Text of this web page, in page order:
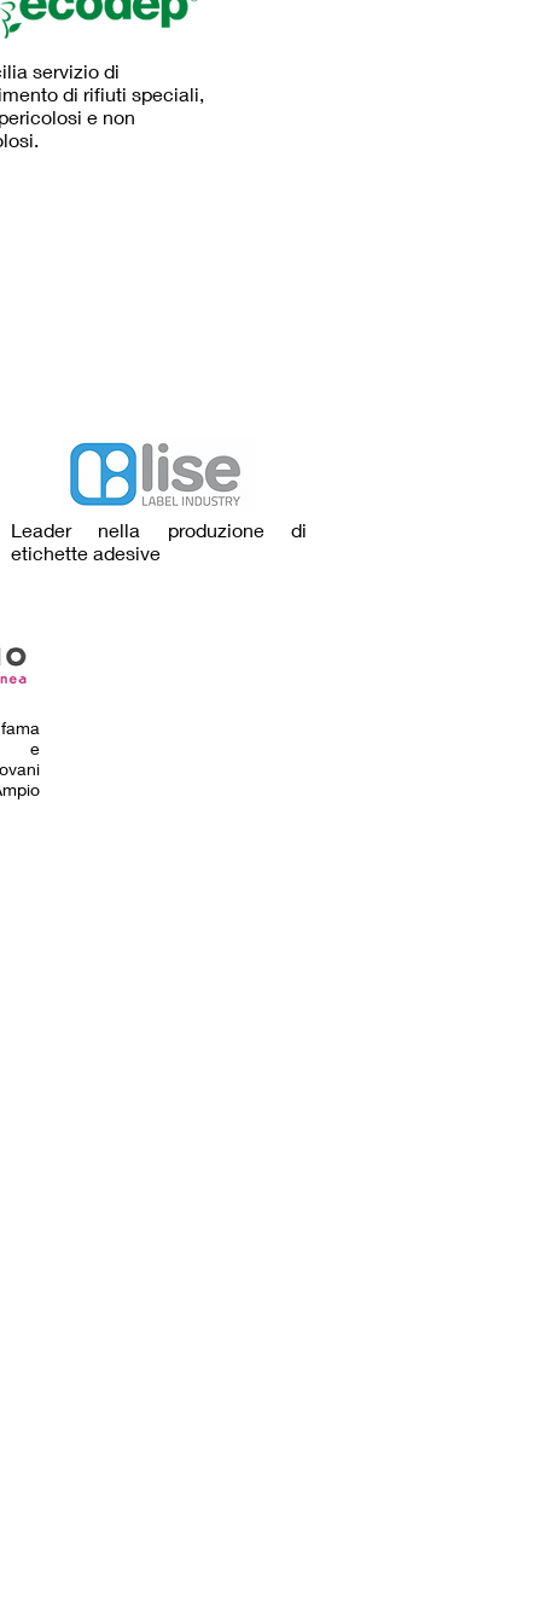
servizio di
di rifiuti speciali,
e non
Leader nella produzione di
etichette adesive
e